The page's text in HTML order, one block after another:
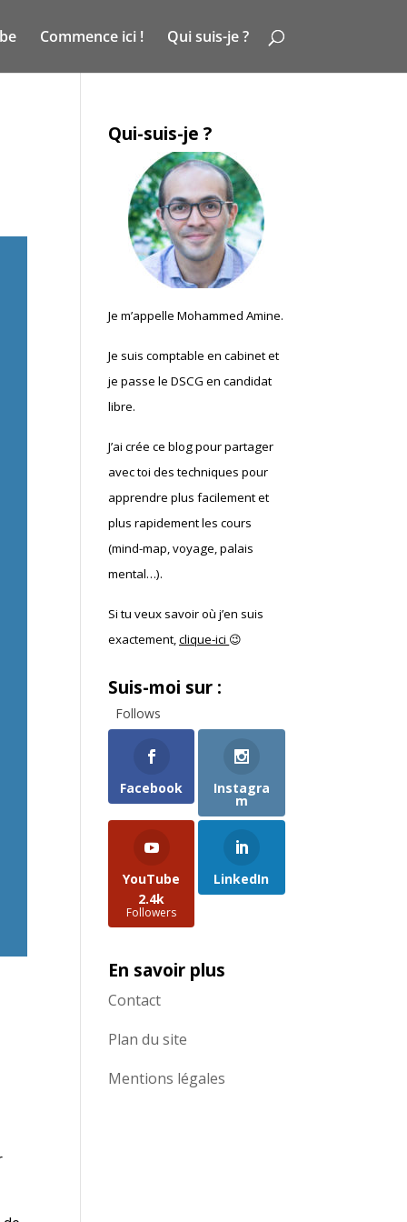
Commence ici ! Qui suis-je ?
Qui-suis-je ?
Je m’appelle Mohammed Amine.
Je suis comptable en cabinet et
je passe le DSCG en candidat
libre.
J’ai crée ce blog pour partager
avec toi des techniques pour
apprendre plus facilement et
plus rapidement les cours
(mind-map, voyage, palais
mental…).
Si tu veux savoir où j’en suis
exactement,clique-ici 😉
Suis-moi sur :
Follows
Facebook Instagra
m
YouTube
2.4k
Followers
LinkedIn
En savoir plus
Contact
Plan du site
Mentions légales